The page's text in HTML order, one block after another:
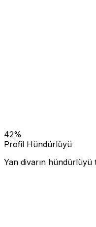
42%
Profil Hündürlüyü
Yan divarın hündürlüyü